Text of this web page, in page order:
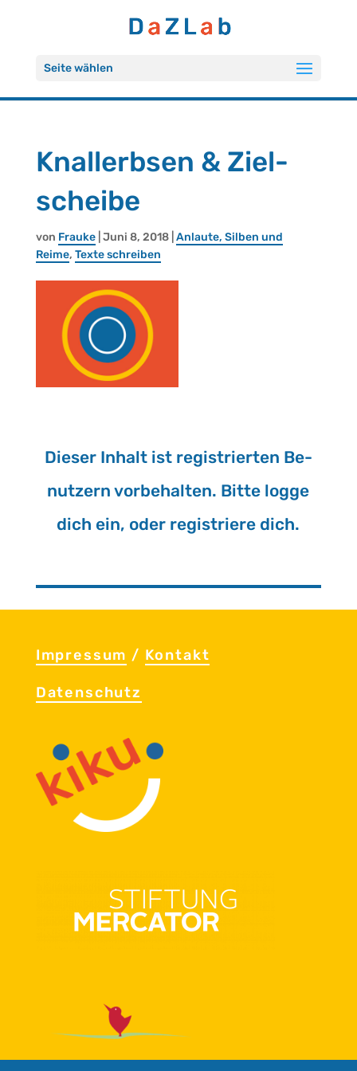
Seite wählen
Knal­lerbsen & Ziel­
schei­be
von Frau­ke| Juni 8, 2018 | An­lau­te, Sil­ben und
Reime, Texte schrei­ben
Die­ser In­halt ist re­gis­trier­ten Be­
nut­zern vor­be­hal­ten. Bitte logge
dich ein, oder re­gis­trie­re dich.
Im­pres­sum / Kon­takt
Da­ten­schutz